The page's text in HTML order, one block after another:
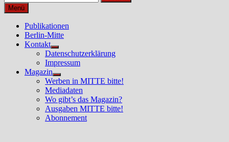
nach:
Menü
Publikationen
Berlin-Mitte
Kontakt
Untermenü
anzeigen
Datenschutzerklärung
Impressum
Magazin
Untermenü
anzeigen
Werben in MITTE bitte!
Mediadaten
Wo gibt’s das Magazin?
Ausgaben MITTE bitte!
Abonnement